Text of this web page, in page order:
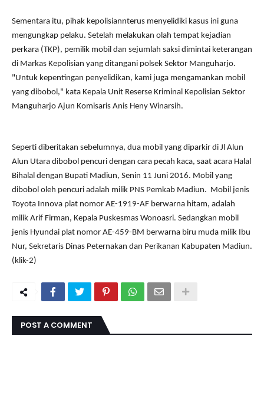
Sementara itu, pihak kepolisiannterus menyelidiki kasus ini guna
mengungkap pelaku. Setelah melakukan olah tempat kejadian
perkara (TKP), pemilik mobil dan sejumlah saksi dimintai keterangan
di Markas Kepolisian yang ditangani polsek Sektor Manguharjo.
"Untuk kepentingan penyelidikan, kami juga mengamankan mobil
yang dibobol," kata Kepala Unit Reserse Kriminal Kepolisian Sektor
Manguharjo Ajun Komisaris Anis Heny Winarsih.
Seperti diberitakan sebelumnya, dua mobil yang diparkir di Jl Alun
Alun Utara dibobol pencuri dengan cara pecah kaca, saat acara Halal
Bihalal dengan Bupati Madiun, Senin 11 Juni 2016. Mobil yang
dibobol oleh pencuri adalah milik PNS Pemkab Madiun. Mobil jenis
Toyota Innova plat nomor AE-1919-AF berwarna hitam, adalah
milik Arif Firman, Kepala Puskesmas Wonoasri. Sedangkan mobil
jenis Hyundai plat nomor AE-459-BM berwarna biru muda milik Ibu
Nur, Sekretaris Dinas Peternakan dan Perikanan Kabupaten Madiun.
(klik-2)
POST A COMMENT